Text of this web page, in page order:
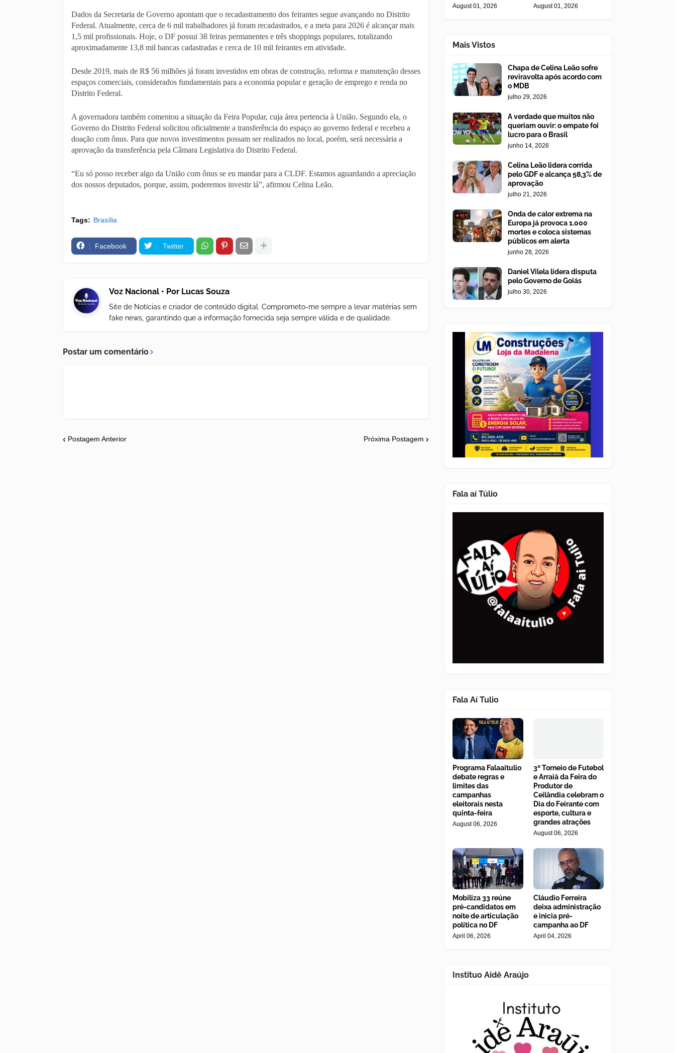
Dados da Secretaria de Governo apontam que o recadastramento dos feirantes segue avançando no Distrito
Federal. Atualmente, cerca de 6 mil trabalhadores já foram recadastrados, e a meta para 2026 é alcançar mais
1,5 mil profissionais. Hoje, o DF possui 38 feiras permanentes e três shoppings populares, totalizando
aproximadamente 13,8 mil bancas cadastradas e cerca de 10 mil feirantes em atividade.
Desde 2019, mais de R$ 56 milhões já foram investidos em obras de construção, reforma e manutenção desses
espaços comerciais, considerados fundamentais para a economia popular e geração de emprego e renda no
Distrito Federal.
A governadora também comentou a situação da Feira Popular, cuja área pertencia à União. Segundo ela, o
Governo do Distrito Federal solicitou oficialmente a transferência do espaço ao governo federal e recebeu a
doação com ônus. Para que novos investimentos possam ser realizados no local, porém, será necessária a
aprovação da transferência pela Câmara Legislativa do Distrito Federal.
“Eu só posso receber algo da União com ônus se eu mandar para a CLDF. Estamos aguardando a apreciação
dos nossos deputados, porque, assim, poderemos investir lá”, afirmou Celina Leão.
Tags: Brasília
Facebook Twitter
Voz Nacional • Por Lucas Souza
Site de Notícias e criador de conteúdo digital. Comprometo-me sempre a levar matérias sem
fake news, garantindo que a informação fornecida seja sempre válida e de qualidade.
Postar um comentário
Postagem Anterior Próxima Postagem
August 01, 2026 August 01, 2026
Mais Vistos
Chapa de Celina Leão sofre
reviravolta após acordo com
o MDB
julho 29, 2026
A verdade que muitos não
queriam ouvir: o empate foi
lucro para o Brasil
junho 14, 2026
Celina Leão lidera corrida
pelo GDF e alcança 58,3% de
aprovação
julho 21, 2026
Onda de calor extrema na
Europa já provoca 1.000
mortes e coloca sistemas
públicos em alerta
junho 28, 2026
Daniel Vilela lidera disputa
pelo Governo de Goiás
julho 30, 2026
Fala aí Túlio
Fala Aí Tulio
Programa Falaaitulio
debate regras e
limites das
campanhas
eleitorais nesta
quinta-feira
August 06, 2026
3º Torneio de Futebol
e Arraiá da Feira do
Produtor de
Ceilândia celebram o
Dia do Feirante com
esporte, cultura e
grandes atrações
August 06, 2026
Mobiliza 33 reúne
pré-candidatos em
noite de articulação
política no DF
April 06, 2026
Cláudio Ferreira
deixa administração
e inicia pré-
campanha ao DF
April 04, 2026
Instituo Aidê Araújo